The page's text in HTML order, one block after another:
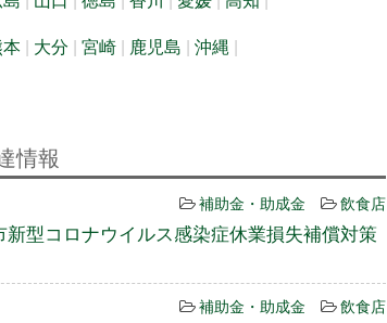
本 大分 宮崎 鹿児島 沖縄
情報
補助金・助成金 飲食店
新型コロナウイルス感染症休業損失補償対策
補助金・助成金 飲食店